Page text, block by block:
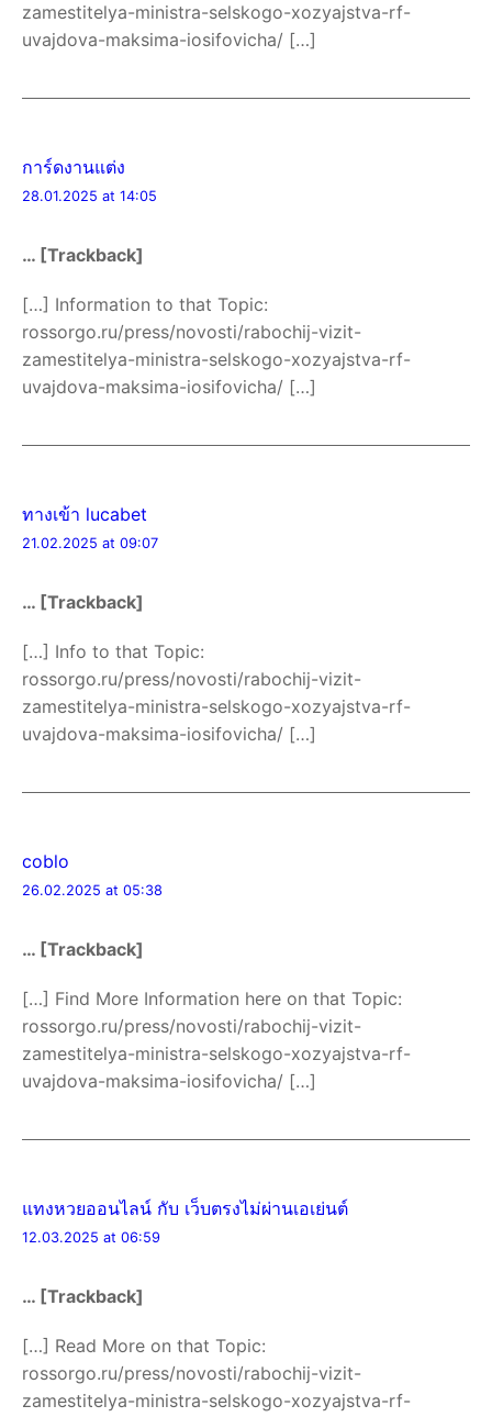
zamestitelya-ministra-selskogo-xozyajstva-rf-
uvajdova-maksima-iosifovicha/ […]
การ์ดงานแต่ง
28.01.2025 at 14:05
… [Trackback]
[…] Information to that Topic:
rossorgo.ru/press/novosti/rabochij-vizit-
zamestitelya-ministra-selskogo-xozyajstva-rf-
uvajdova-maksima-iosifovicha/ […]
ทางเข้า lucabet
21.02.2025 at 09:07
… [Trackback]
[…] Info to that Topic:
rossorgo.ru/press/novosti/rabochij-vizit-
zamestitelya-ministra-selskogo-xozyajstva-rf-
uvajdova-maksima-iosifovicha/ […]
coblo
26.02.2025 at 05:38
… [Trackback]
[…] Find More Information here on that Topic:
rossorgo.ru/press/novosti/rabochij-vizit-
zamestitelya-ministra-selskogo-xozyajstva-rf-
uvajdova-maksima-iosifovicha/ […]
แทงหวยออนไลน์ กับ เว็บตรงไม่ผ่านเอเย่นต์
12.03.2025 at 06:59
… [Trackback]
[…] Read More on that Topic:
rossorgo.ru/press/novosti/rabochij-vizit-
zamestitelya-ministra-selskogo-xozyajstva-rf-